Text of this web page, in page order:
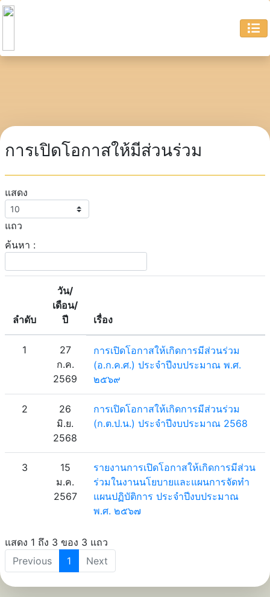
การเปิดโอกาสให้มีส่วนร่วม
แสดง
แถว
ค้นหา :
ลำดับ
วัน/
เดือน/
ปี
เรื่อง
1
27
ก.ค.
2569
การเปิดโอกาสให้เกิดการมีส่วนร่วม
(อ.ก.ค.ศ.) ประจำปีงบประมาณ พ.ศ.
๒๕๖๙
2
26
มิ.ย.
2568
การเปิดโอกาสให้เกิดการมีส่วนร่วม
(ก.ต.ป.น.) ประจำปีงบประมาณ 2568
3
15
ม.ค.
2567
รายงานการเปิดโอกาสให้เกิดการมีส่วน
ร่วมในงานนโยบายและแผนการจัดทำ
แผนปฏิบัติการ ประจำปีงบประมาณ
พ.ศ. ๒๕๖๗
แสดง 1 ถึง 3 ของ 3 แถว
Previous
1 Next